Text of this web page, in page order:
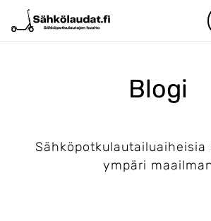
Blogi
Sähköpotkulautailuaiheisia
ympäri